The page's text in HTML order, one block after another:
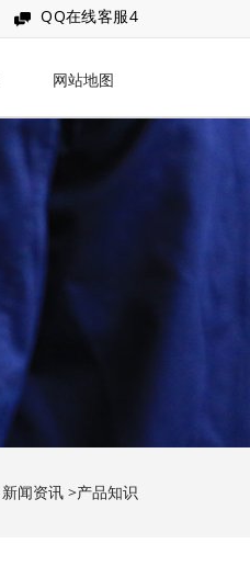
QQ在线客服4
网站地图
新闻资讯 >产品知识